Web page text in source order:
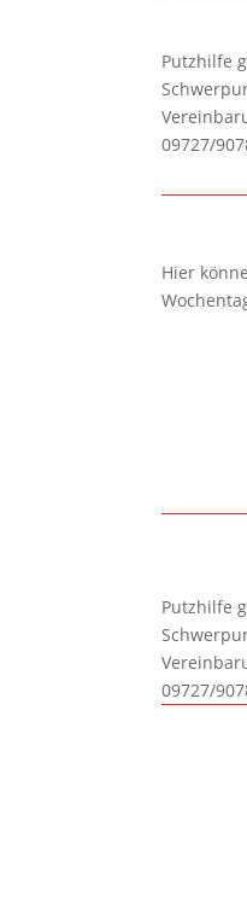
Putzhilfe
09727/
Hier
Putzhilfe
09727/